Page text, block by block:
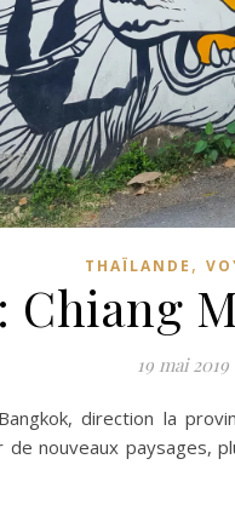
THAÏLANDE ,
Chiang
19 mai 2019
direction la
de nouveaux paysages,